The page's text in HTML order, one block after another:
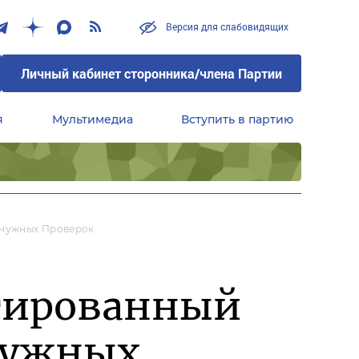
Версия для слабовидящих
Личный кабинет сторонника/члена Партии
Мультимедиа Вступить в партию
Проверок